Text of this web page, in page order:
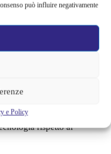
può influire negativamente
e Policy
Iva si avvalevano
. Questo cambiamento
più adulte, che sono
rispetto ai